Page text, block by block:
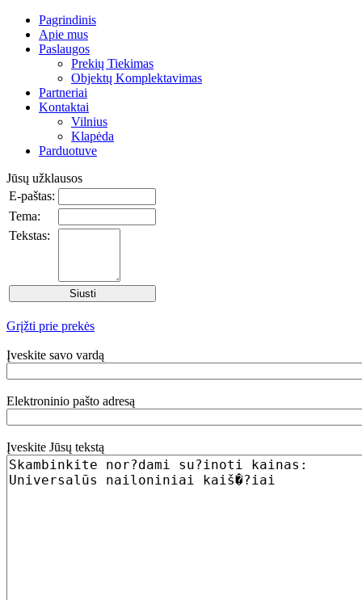
Pagrindinis
Apie mus
Paslaugos
Prekių Tiekimas
Objektų Komplektavimas
Partneriai
Kontaktai
Vilnius
Klapėda
Parduotuve
Jūsų užklausos
E-paštas:
Tema:
Tekstas:
Grįžti prie prekės
Įveskite savo vardą
Elektroninio pašto adresą
Įveskite Jūsų tekstą